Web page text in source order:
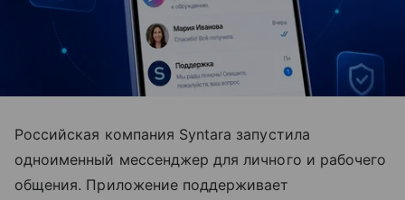
Российская компания Syntara запустила
одноименный мессенджер для личного и рабочего
общения. Приложение поддерживает